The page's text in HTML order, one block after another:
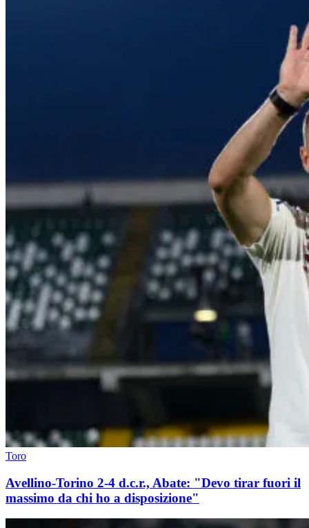
Toro
Avellino-Torino 2-4 d.c.r., Abate: "Devo tirar fuori il
massimo da chi ho a disposizione"